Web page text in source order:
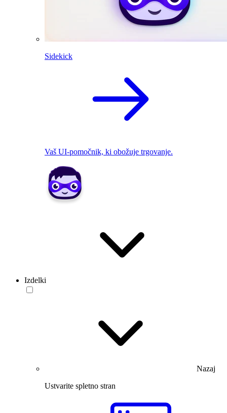
Sidekick
Vaš UI-pomočnik, ki obožuje trgovanje.
Izdelki
Nazaj
Ustvarite spletno stran